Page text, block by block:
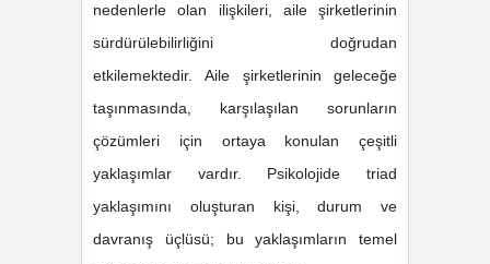
nedenlerle olan ilişkileri, aile şirketlerinin
sürdürülebilirliğini doğrudan
etkilemektedir.Aile şirketlerinin geleceğe
taşınmasında, karşılaşılan sorunların
çözümleri için ortaya konulan çeşitli
yaklaşımlar vardır. Psikolojide triad
yaklaşımını oluşturan kişi, durum ve
davranış üçlüsü; bu yaklaşımların temel